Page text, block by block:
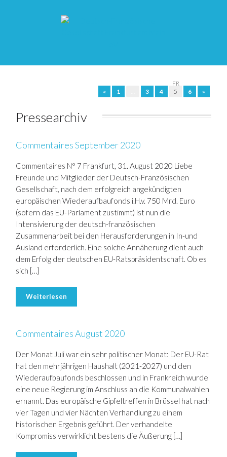
FR
«
1 3 4 5 6 »
Pressearchiv
Commentaires September 2020
Commentaires N° 7 Frankfurt, 31. August 2020 Liebe
Freunde und Mitglieder der Deutsch-Französischen
Gesellschaft, nach dem erfolgreich angekündigten
europäischen Wiederaufbaufonds i.H.v. 750 Mrd. Euro
(sofern das EU-Parlament zustimmt) ist nun die
Intensivierung der deutsch-französischen
Zusammenarbeit bei den Herausforderungen in In-und
Ausland erforderlich. Eine solche Annäherung dient auch
dem Erfolg der deutschen EU-Ratspräsidentschaft. Ob es
sich […]
Weiterlesen
Commentaires August 2020
Der Monat Juli war ein sehr politischer Monat: Der EU-Rat
hat den mehrjährigen Haushalt (2021-2027) und den
Wiederaufbaufonds beschlossen und in Frankreich wurde
eine neue Regierung im Anschluss an die Kommunalwahlen
ernannt. Das europäische Gipfeltreffen in Brüssel hat nach
vier Tagen und vier Nächten Verhandlung zu einem
historischen Ergebnis geführt. Der verhandelte
Kompromiss verwirklicht bestens die Äußerung […]